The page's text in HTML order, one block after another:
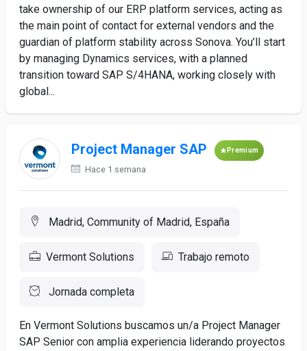
take ownership of our ERP platform services, acting as
the main point of contact for external vendors and the
guardian of platform stability across Sonova. You’ll start
by managing Dynamics services, with a planned
transition toward SAP S/4HANA, working closely with
global...
Project Manager SAP Premium
Hace 1 semana
Madrid, Community of Madrid, España
Vermont Solutions Trabajo remoto
Jornada completa
En Vermont Solutions buscamos un/a Project Manager
SAP Senior con amplia experiencia liderando proyectos